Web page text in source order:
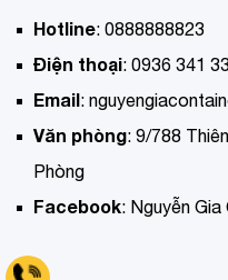
Hotline: 0888888823
Điện thoại: 0936 341
Email:
Văn phòng: 9/788
Phòng
Facebook: Nguyễn